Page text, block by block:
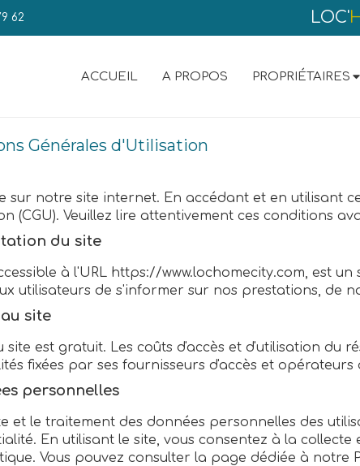
62 LOC'
ACCUEIL A PROPOS PROPRIÉTAIRES
Générales d'Utilisation
sur notre site internet. En accédant et en utilisant
(CGU). Veuillez lire attentivement ces conditions
du site
à l'URL https://www.lochomecity.com, est
utilisateurs de s'informer sur nos prestations, de
site
site est gratuit. Les coûts d'accès et d'utilisation du
fixées par ses fournisseurs d'accès et
personnelles
et le traitement des données personnelles des
En utilisant le site, vous consentez à la
Vous pouvez consulter la page dédiée à notre